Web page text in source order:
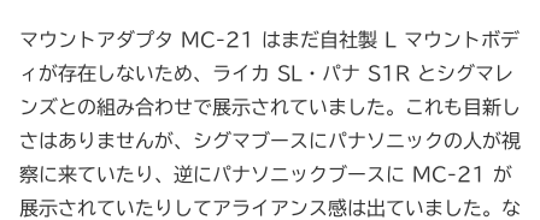
マウントアダプタ MC-21 はまだ自社製 L マウントボデ
ィが存在しないため、ライカ SL・パナ S1R とシグマレ
ンズとの組み合わせで展示されていました。これも目新し
さはありませんが、シグマブースにパナソニックの人が視
察に来ていたり、逆にパナソニックブースに MC-21 が
展示されていたりしてアライアンス感は出ていました。な